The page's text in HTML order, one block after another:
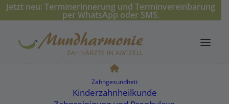
Jetzt neu: Terminerinnerung und Terminvereinbarung
per WhatsApp oder SMS.
Zahngesundheit
Kinderzahnheilkunde